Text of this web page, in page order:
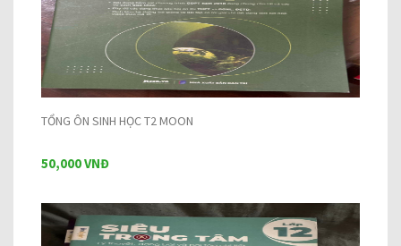
TỔNG ÔN SINH HỌC T2 MOON
50,000 VNĐ